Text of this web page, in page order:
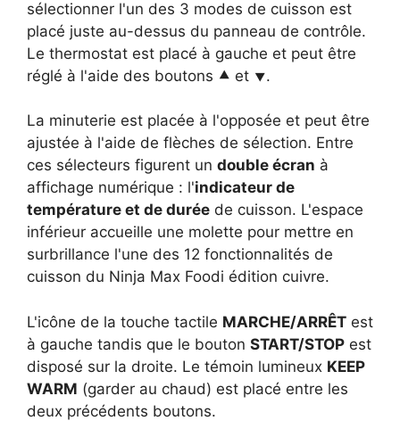
sélectionner l'un des 3 modes de cuisson est
placé juste au-dessus du panneau de contrôle.
Le thermostat est placé à gauche et peut être
réglé à l'aide des boutons ⯅ et ⯆.
La minuterie est placée à l'opposée et peut être
ajustée à l'aide de flèches de sélection. Entre
ces sélecteurs figurent un double écran à
affichage numérique : l'indicateur de
température et de durée de cuisson. L'espace
inférieur accueille une molette pour mettre en
surbrillance l'une des 12 fonctionnalités de
cuisson du Ninja Max Foodi édition cuivre.
L'icône de la touche tactile MARCHE/ARRÊT est
à gauche tandis que le bouton START/STOP est
disposé sur la droite. Le témoin lumineux KEEP
WARM (garder au chaud) est placé entre les
deux précédents boutons.